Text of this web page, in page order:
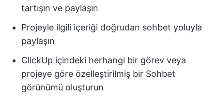
tartışın ve paylaşın
Projeyle ilgili içeriği doğrudan sohbet yoluyla
paylaşın
ClickUp içindeki herhangi bir görev veya
projeye göre özelleştirilmiş bir Sohbet
görünümü oluşturun